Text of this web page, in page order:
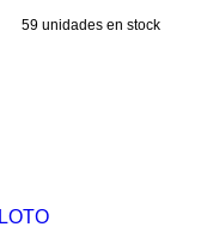
59unidades en stock